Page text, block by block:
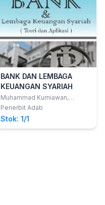
BANK DAN LEMBAGA
KEUANGAN SYARIAH
Muhammad Kurniawan,
S.E.,M.E.Sy
Penerbit Adab
Stok: 1/1